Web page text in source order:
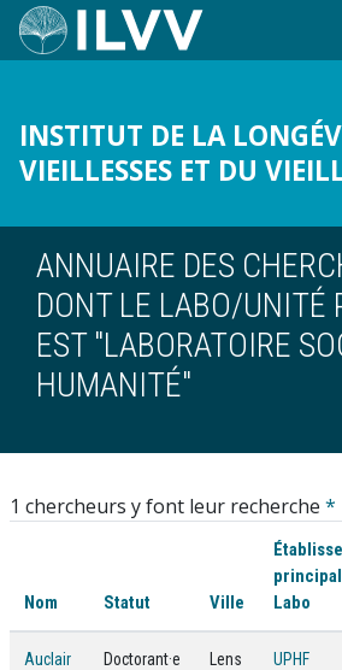
Aller
au
INSTITUT DE LA
VIEILLESSES ET DU
ANNUAIRE DES
DONT LE LABO/UNITÉ
EST "LABORATOIRE
HUMANITÉ"
1 chercheurs y font leur recherche *
Nom Statut Ville
Labo
Auclair
Doctorant·e Lens
UPHF